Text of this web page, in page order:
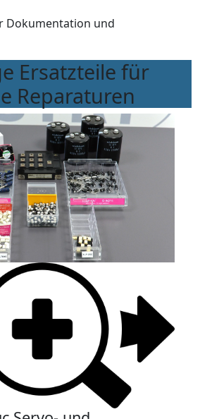
Dokumentation und
Ersatzteile für
Reparaturen